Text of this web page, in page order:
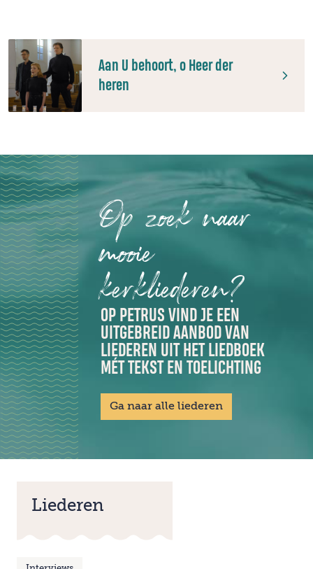
Aan U behoort, o Heer der
heren
Op zoek naar
mooie
kerkliederen?
OP PETRUS VIND JE EEN
UITGEBREID AANBOD VAN
LIEDEREN UIT HET LIEDBOEK
MÉT TEKST EN TOELICHTING
Ga naar alle liederen
Liederen